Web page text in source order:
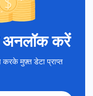
अनलॉक करें
मुफ़्त डेटा प्राप्त